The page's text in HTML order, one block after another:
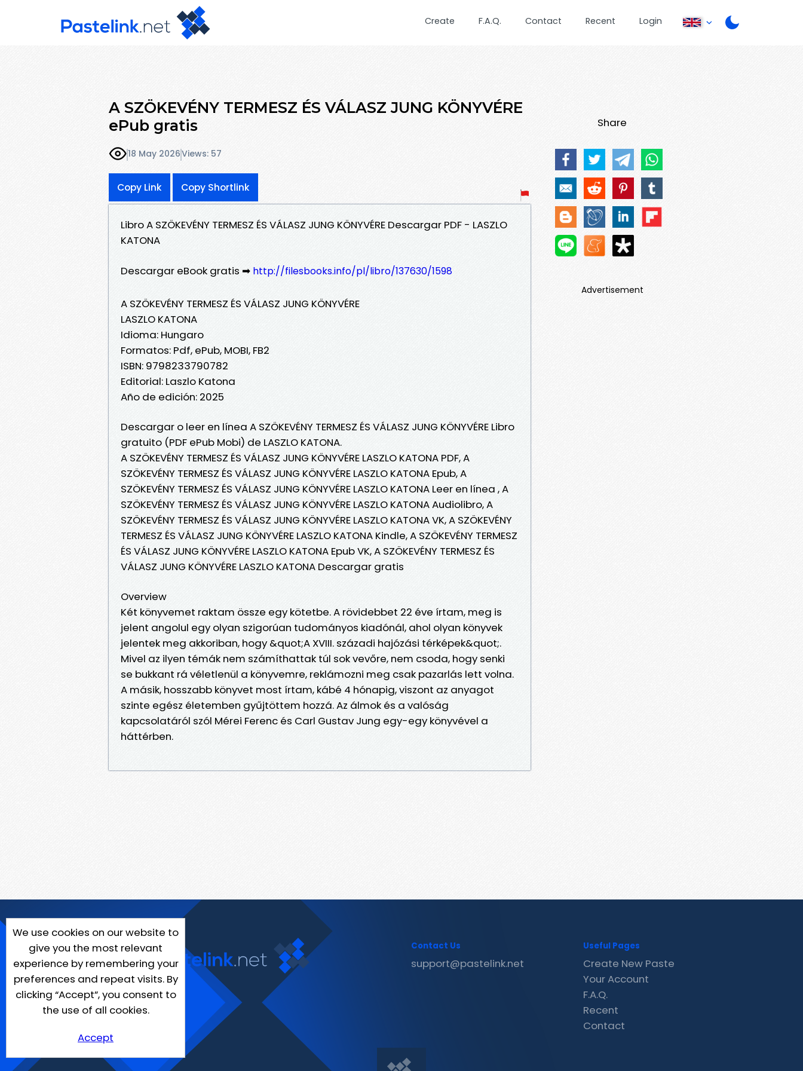
Create F.A.Q. Contact Recent Login
A SZÖKEVÉNY TERMESZ ÉS VÁLASZ JUNG KÖNYVÉRE
ePub gratis
18 May 2026Views: 57
Copy Link Copy Shortlink
Libro A SZÖKEVÉNY TERMESZ ÉS VÁLASZ JUNG KÖNYVÉRE Descargar PDF - LASZLO
KATONA
Descargar eBook gratis ➡ http://filesbooks.info/pl/libro/137630/1598
A SZÖKEVÉNY TERMESZ ÉS VÁLASZ JUNG KÖNYVÉRE
LASZLO KATONA
Idioma: Hungaro
Formatos: Pdf, ePub, MOBI, FB2
ISBN: 9798233790782
Editorial: Laszlo Katona
Año de edición: 2025
Descargar o leer en línea A SZÖKEVÉNY TERMESZ ÉS VÁLASZ JUNG KÖNYVÉRE Libro
gratuito (PDF ePub Mobi) de LASZLO KATONA.
A SZÖKEVÉNY TERMESZ ÉS VÁLASZ JUNG KÖNYVÉRE LASZLO KATONA PDF, A
SZÖKEVÉNY TERMESZ ÉS VÁLASZ JUNG KÖNYVÉRE LASZLO KATONA Epub, A
SZÖKEVÉNY TERMESZ ÉS VÁLASZ JUNG KÖNYVÉRE LASZLO KATONA Leer en línea , A
SZÖKEVÉNY TERMESZ ÉS VÁLASZ JUNG KÖNYVÉRE LASZLO KATONA Audiolibro, A
SZÖKEVÉNY TERMESZ ÉS VÁLASZ JUNG KÖNYVÉRE LASZLO KATONA VK, A SZÖKEVÉNY
TERMESZ ÉS VÁLASZ JUNG KÖNYVÉRE LASZLO KATONA Kindle, A SZÖKEVÉNY TERMESZ
ÉS VÁLASZ JUNG KÖNYVÉRE LASZLO KATONA Epub VK, A SZÖKEVÉNY TERMESZ ÉS
VÁLASZ JUNG KÖNYVÉRE LASZLO KATONA Descargar gratis
Overview
Két könyvemet raktam össze egy kötetbe. A rövidebbet 22 éve írtam, meg is
jelent angolul egy olyan szigorúan tudományos kiadónál, ahol olyan könyvek
jelentek meg akkoriban, hogy &quot;A XVIII. századi hajózási térképek&quot;.
Mivel az ilyen témák nem számíthattak túl sok vevőre, nem csoda, hogy senki
se bukkant rá véletlenül a könyvemre, reklámozni meg csak pazarlás lett volna.
A másik, hosszabb könyvet most írtam, kábé 4 hónapig, viszont az anyagot
szinte egész életemben gyűjtöttem hozzá. Az álmok és a valóság
kapcsolatáról szól Mérei Ferenc és Carl Gustav Jung egy-egy könyvével a
háttérben.
Share
Advertisement
We use cookies on our website to
give you the most relevant
experience by remembering your
preferences and repeat visits. By
clicking “Accept”, you consent to
the use of all cookies.
Accept
Contact Us
support@pastelink.net
Useful Pages
Create New Paste
Your Account
F.A.Q.
Recent
Contact